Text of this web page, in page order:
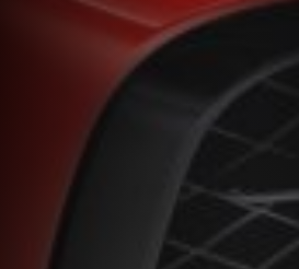
BENTLEY SEOUL
미디어